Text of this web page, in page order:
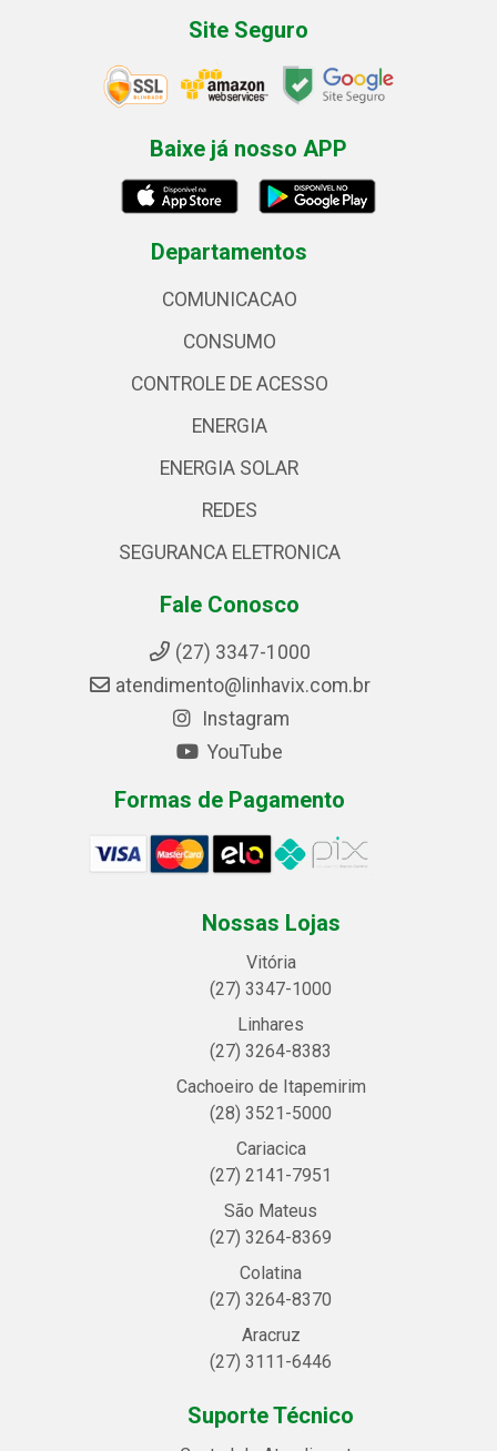
Site Seguro
Baixe já nosso APP
Departamentos
COMUNICACAO
CONSUMO
CONTROLE DE ACESSO
ENERGIA
ENERGIA SOLAR
REDES
SEGURANCA ELETRONICA
Fale Conosco
(27) 3347-1000
atendimento@linhavix.com.br
Instagram
YouTube
Formas de Pagamento
Nossas Lojas
Vitória
(27) 3347-1000
Linhares
(27) 3264-8383
Cachoeiro de Itapemirim
(28) 3521-5000
Cariacica
(27) 2141-7951
São Mateus
(27) 3264-8369
Colatina
(27) 3264-8370
Aracruz
(27) 3111-6446
Suporte Técnico